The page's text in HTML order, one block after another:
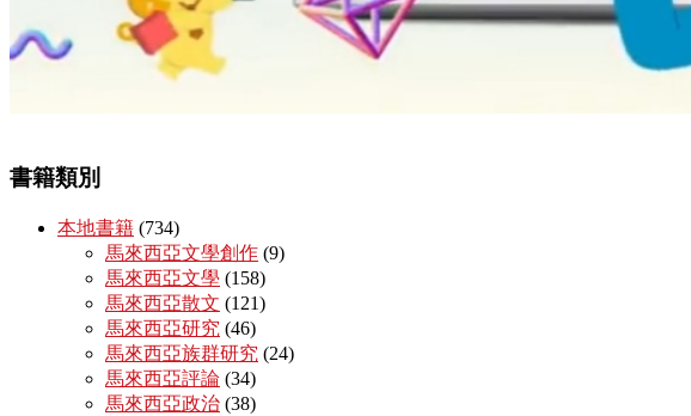
書籍類別
本地書籍 (734)
馬來西亞文學創作 (9)
馬來西亞文學 (158)
馬來西亞散文 (121)
馬來西亞研究 (46)
馬來西亞族群研究 (24)
馬來西亞評論 (34)
馬來西亞政治 (38)